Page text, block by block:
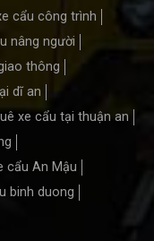
cẩu công trình
nâng người
thông
dĩ an
xe cẩu tại thuận an
cẩu An Mậu
binh duong